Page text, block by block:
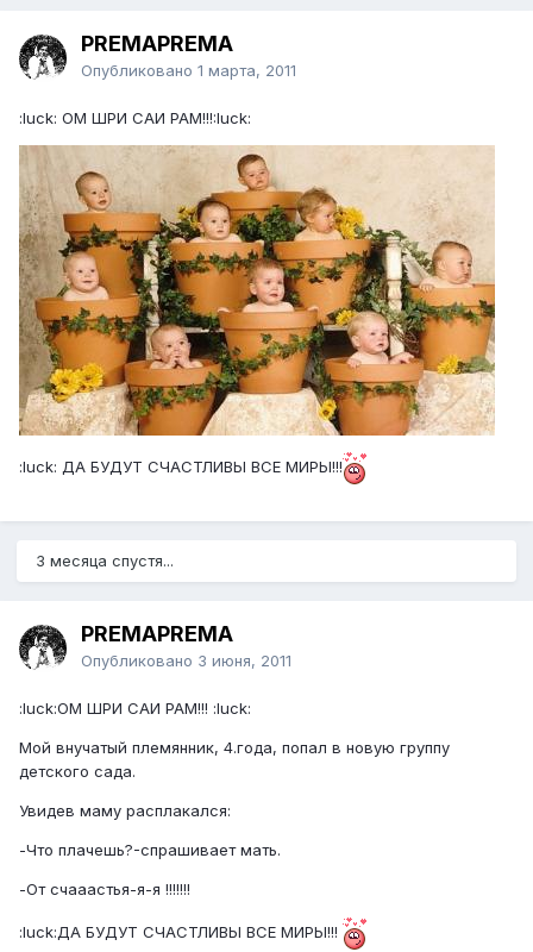
PREMAPREMA
Опубликовано 1 марта, 2011
:luck: ОМ ШРИ САИ РАМ!!!:luck:
:luck: ДА БУДУТ СЧАСТЛИВЫ ВСЕ МИРЫ!!!
3 месяца спустя...
PREMAPREMA
Опубликовано 3 июня, 2011
:luck:ОМ ШРИ САИ РАМ!!! :luck:
Мой внучатый племянник, 4.года, попал в новую группу
детского сада.
Увидев маму расплакался:
-Что плачешь?-спрашивает мать.
-От счааастья-я-я !!!!!!!
:luck:ДА БУДУТ СЧАСТЛИВЫ ВСЕ МИРЫ!!!